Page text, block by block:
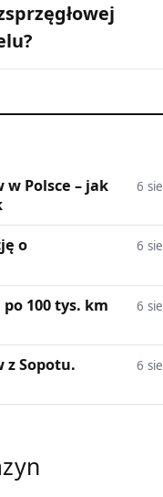
w Polsce – jak
6 sie
o
6 sie
100 tys. km
6 sie
z Sopotu.
6 sie